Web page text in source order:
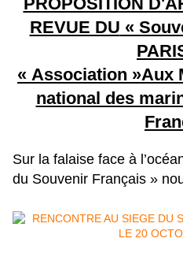
REVUE DU «
« Association »Aux
national des
Sur la falaise face à
du Souvenir Français »